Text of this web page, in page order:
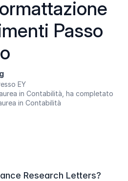
Passo
EY
in Contabilità, ha completato
in Contabilità
Research Letters?